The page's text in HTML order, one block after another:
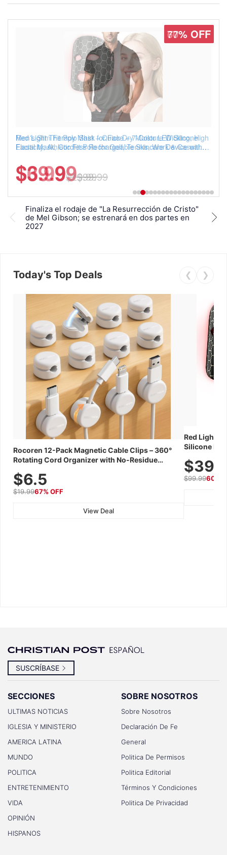
77% OFF
Men's Slim Fit Polo Shirt – Quick Dry Moisture Wicking, High
Elasticity, Athletic Fit Polo for Golf, Tennis, Work & Casual
$6.99$29.99
Finaliza el rodaje de "La Resurrección de Cristo"
de Mel Gibson; se estrenará en dos partes en
2027
Today's Top Deals ❮ ❯
Rocoren 12-Pack Magnetic Cable Clips – 360°
Rotating Cord Organizer with No-Residue
Wall, Car & Office, White
$6.5
$19.9967% OFF
View Deal
Red Light
Silicone
$99.9960%
SUSCRÍBASE
SECCIONES
ULTIMAS NOTICIAS
IGLESIA Y MINISTERIO
AMERICA LATINA
MUNDO
POLITICA
ENTRETENIMIENTO
VIDA
OPINIÓN
HISPANOS
SOBRE NOSOTROS
Sobre Nosotros
Declaración De Fe
General
Politica De Permisos
Politica Editorial
Términos Y Condiciones
Politica De Privacidad